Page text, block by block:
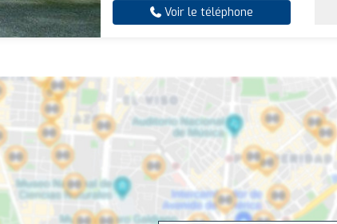
Voir le téléphone